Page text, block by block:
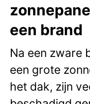
een brand
Na een zware
een grote
het dak, zijn